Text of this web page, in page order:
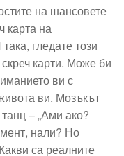
на шансовете
карта на
гледате този
карти. Може би
ви с
ви. Мозъкът
– „Ами ако?
нали? Но
са реалните